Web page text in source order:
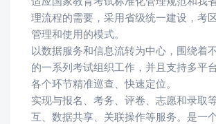
理流程的需要，采用省级统一建设，考
管理和使用的模式。
以数据服务和信息流转为中心，围绕着
的一系列考试组织工作，并且支持多平
各个环节精准巡查、快速定位。
实现与报名、考务、评卷、志愿和录取
互、数据共享、关联操作等服务。是一